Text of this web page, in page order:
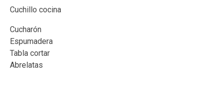
Cuchillo cocina
Cucharón
Espumadera
Tabla cortar
Abrelatas